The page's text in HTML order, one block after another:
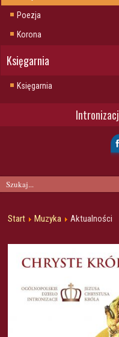
Poezja
Korona
Księgarnia
Księgarnia
Start Muzyka Aktualności